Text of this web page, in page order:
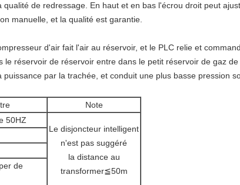
de redressage. En haut et en bas l'écrou droit peut
manuelle, et la qualité est garantie.
d'air fait l'air au réservoir, et le PLC relie et
réservoir de réservoir entre dans le petit réservoir de gaz
par la trachée, et conduit une plus basse pression
Note
50HZ
Le disjoncteur intelligent
n'est pas suggéré
la distance au
transformer≦50m
de